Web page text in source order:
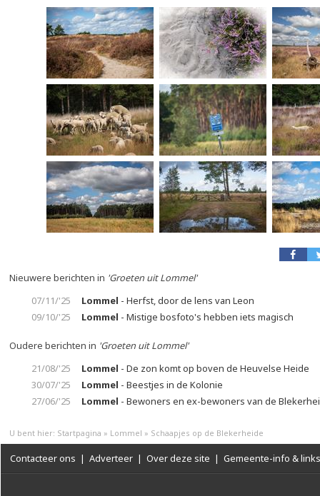
Nieuwere berichten in 'Groeten uit Lommel'
07/11/'25
Lommel - Herfst, door de lens van Leon
09/10/'25
Lommel - Mistige bosfoto's hebben iets magisch
Oudere berichten in 'Groeten uit Lommel'
21/08/'25
Lommel - De zon komt op boven de Heuvelse Heide
30/07/'25
Lommel - Beestjes in de Kolonie
27/06/'25
Lommel - Bewoners en ex-bewoners van de
U bent hier: Startpagina » Lommel » Schaapjes op de Blekerheide
Contacteer ons | Adverteer | Over deze site | Gemeente-info & links